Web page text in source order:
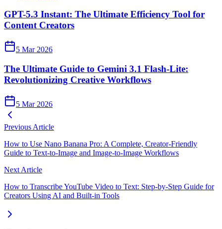
GPT-5.3 Instant: The Ultimate Efficiency Tool for
Content Creators
5 Mar 2026
The Ultimate Guide to Gemini 3.1 Flash-Lite:
Revolutionizing Creative Workflows
5 Mar 2026
Previous Article
How to Use Nano Banana Pro: A Complete, Creator-Friendly
Guide to Text-to-Image and Image-to-Image Workflows
Next Article
How to Transcribe YouTube Video to Text: Step-by-Step Guide for
Creators Using AI and Built‑in Tools